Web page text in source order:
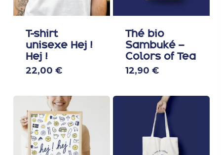
T-shirt
unisexe Hej !
Hej !
22,00 €
Thé bio
Sambuké –
Colors of Tea
12,90 €